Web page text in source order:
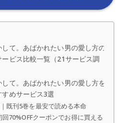
て。あばかれたい男の愛し方の
ビス比較一覧（21サービス調
て。あばかれたい男の愛し方を
めサービス3選
既刊5巻を最安で読める本命
70%OFFクーポンでお得に買える